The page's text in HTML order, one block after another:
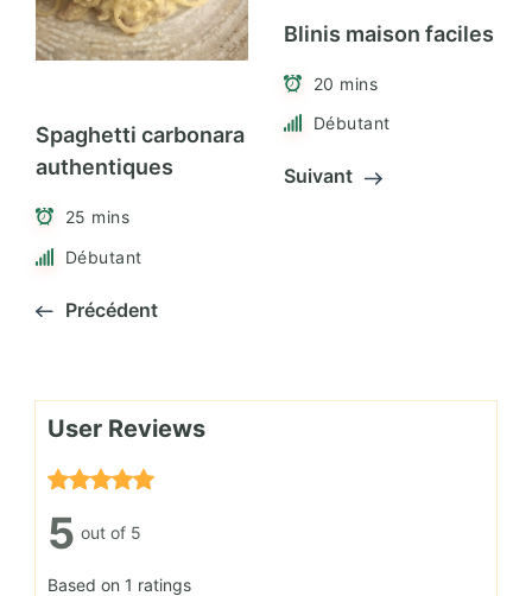
Spaghetti carbonara
authentiques
25 mins
Débutant
Précédent
Blinis maison faciles
20 mins
Débutant
Suivant
User Reviews
5 out of 5
Based on 1 ratings